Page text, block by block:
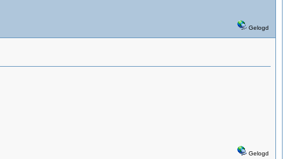
Gelogd
Gelogd